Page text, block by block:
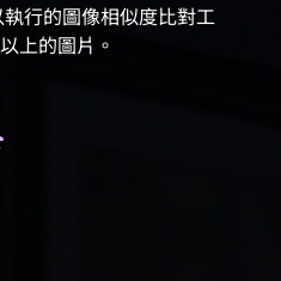
行的圖像相似度比對工
上的圖片。